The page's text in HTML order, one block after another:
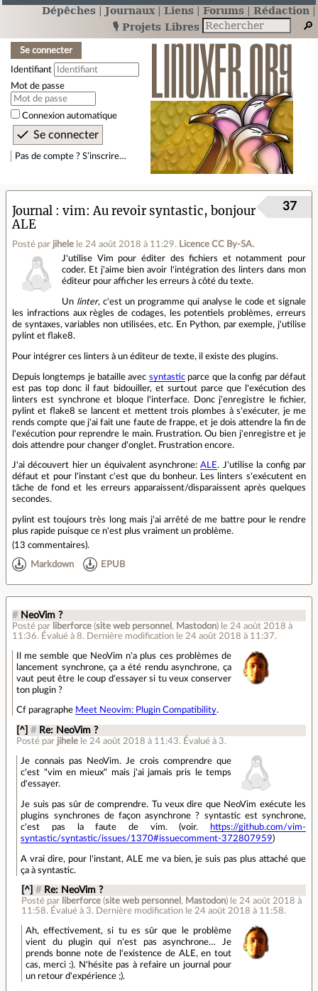
Dépêches Journaux Liens Forums
Rédaction
🎙️ Projets Libres
Se connecter
Identifiant
Mot de passe
Connexion automatique
Pas de compte ? S’inscrire…
Journal
vim: Au revoir syntastic, bonjour
ALE
Posté par jihele le 24 août 2018 à 11:29. Licence CC By‑SA.
37
J'utilise Vim pour éditer des fichiers et notamment pour
coder. Et j'aime bien avoir l'intégration des linters dans mon
éditeur pour afficher les erreurs à côté du texte.
Un linter, c'est un programme qui analyse le code et signale
les infractions aux règles de codages, les potentiels problèmes, erreurs
de syntaxes, variables non utilisées, etc. En Python, par exemple, j'utilise
pylint et flake8.
Pour intégrer ces linters à un éditeur de texte, il existe des plugins.
Depuis longtemps je bataille avec syntasticparce que la config par défaut
est pas top donc il faut bidouiller, et surtout parce que l'exécution des
linters est synchrone et bloque l'interface. Donc j'enregistre le fichier,
pylint et flake8 se lancent et mettent trois plombes à s'exécuter, je me
rends compte que j'ai fait une faute de frappe, et je dois attendre la fin de
l'exécution pour reprendre le main. Frustration. Ou bien j'enregistre et je
dois attendre pour changer d'onglet. Frustration encore.
J'ai découvert hier un équivalent asynchrone:ALE. J'utilise la config par
défaut et pour l'instant c'est que du bonheur. Les linters s'exécutent en
tâche de fond et les erreurs apparaissent/disparaissent après quelques
secondes.
pylint est toujours très long mais j'ai arrêté de me battre pour le rendre
plus rapide puisque ce n'est plus vraiment un problème.
(13 commentaires).
Markdown EPUB
# NeoVim ?
Posté par liberforce (site web personnel , Mastodon) le 24 août 2018 à
11:36. Évalué à 8. Dernière modification le 24 août 2018 à 11:37.
Il me semble que NeoVim n'a plus ces problèmes de
lancement synchrone, ça a été rendu asynchrone, ça
vaut peut être le coup d'essayer si tu veux conserver
ton plugin ?
Cf paragraphe Meet Neovim: Plugin Compatibility.
[^] # Re: NeoVim ?
Posté par jihele le 24 août 2018 à 11:43. Évalué à 3.
Je connais pas NeoVim. Je crois comprendre que
c'est "vim en mieux" mais j'ai jamais pris le temps
d'essayer.
Je suis pas sûr de comprendre. Tu veux dire que NeoVim exécute les
plugins synchrones de façon asynchrone ? syntastic est synchrone,
c'est pas la faute de vim. (voir.
https://github.com/vim-
syntastic/syntastic/issues/1370#issuecomment-372807959)
A vrai dire, pour l'instant, ALE me va bien, je suis pas plus attaché que
ça à syntastic.
[^] # Re: NeoVim ?
Posté par liberforce(site web personnel , Mastodon) le 24 août 2018 à
11:58.Évalué à 3.Dernière modification le 24 août 2018 à 11:58.
Ah, effectivement, si tu es sûr que le problème
vient du plugin qui n'est pas asynchrone… Je
prends bonne note de l'existence de ALE, en tout
cas, merci :). N'hésite pas à refaire un journal pour
un retour d'expérience ;).